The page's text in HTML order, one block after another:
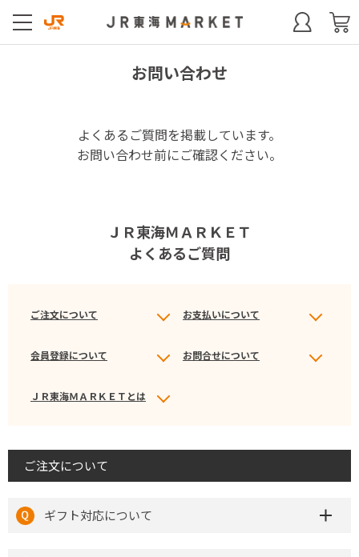
お問い合わせ
よくあるご質問を掲載しています。
お問い合わせ前にご確認ください。
ＪＲ東海ＭＡＲＫＥＴ
よくあるご質問
ご注文について お支払いについて
会員登録について お問合せについて
ＪＲ東海ＭＡＲＫＥＴとは
ご注文について
ギフト対応について